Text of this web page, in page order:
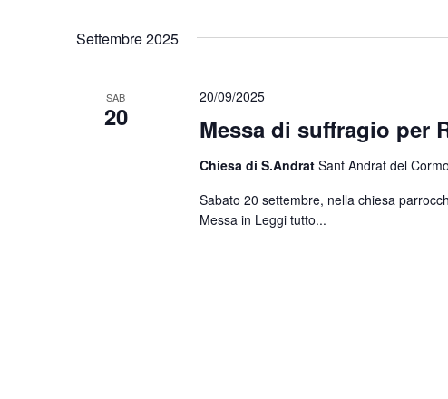
data.
Settembre 2025
SAB
20 Messa di suffragio per
20/09/2025
Chiesa di S.Andrat Sant Andrat del
Sabato 20 settembre, nella chiesa
Messa in Leggi tutto...